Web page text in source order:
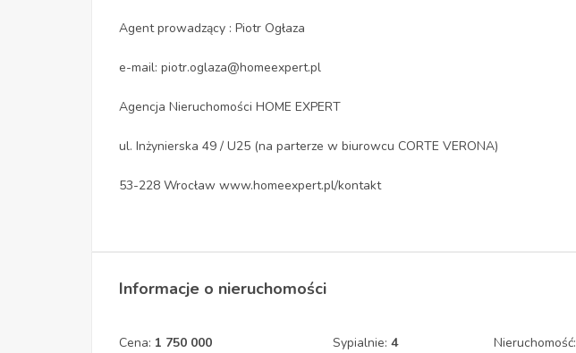
Agent prowadzący : Piotr Ogłaza
e-mail: piotr.oglaza@homeexpert.pl
Agencja Nieruchomości HOME EXPERT
ul. Inżynierska 49 / U25 (na parterze w biurowcu CORTE VERONA)
53-228 Wrocław www.homeexpert.pl/kontakt
Informacje o nieruchomości
Cena: 1 750 000 Sypialnie:4 Nieruchomość: